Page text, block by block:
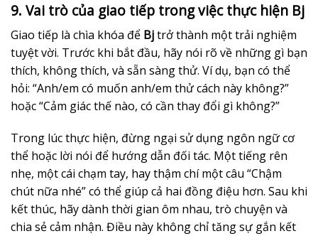
9. Vai trò của giao tiếp trong việc thực hiện Bj
Giao tiếp là chìa khóa để Bjtrở thành một trải nghiệm
tuyệt vời. Trước khi bắt đầu, hãy nói rõ về những gì bạn
thích, không thích, và sẵn sàng thử. Ví dụ, bạn có thể
hỏi: “Anh/em có muốn anh/em thử cách này không?”
hoặc “Cảm giác thế nào, có cần thay đổi gì không?”
Trong lúc thực hiện, đừng ngại sử dụng ngôn ngữ cơ
thể hoặc lời nói để hướng dẫn đối tác. Một tiếng rên
nhẹ, một cái chạm tay, hay thậm chí một câu “Chậm
chút nữa nhé” có thể giúp cả hai đồng điệu hơn. Sau khi
kết thúc, hãy dành thời gian ôm nhau, trò chuyện và
chia sẻ cảm nhận. Điều này không chỉ tăng sự gắn kết